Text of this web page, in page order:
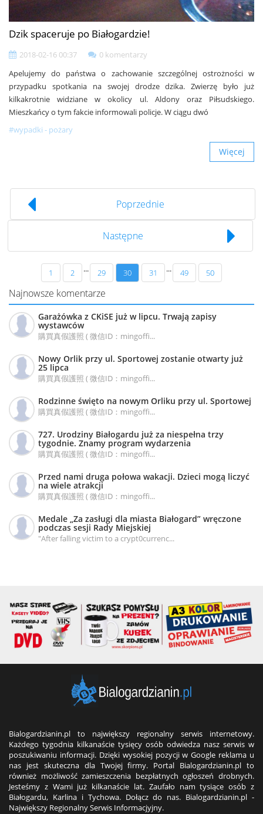
Dzik spaceruje po Białogardzie!
2018-02-16 00:37
0 komentarzy
Apelujemy do państwa o zachowanie szczególnej ostrożności w
przypadku spotkania na swojej drodze dzika. Zwierzę było już
kilkakrotnie widziane w okolicy ul. Aldony oraz Piłsudskiego.
Mieszkańcy o tym fakcie informowali policje. W ciągu dwó
#wypadki - pożary
Więcej
Poprzednie
Następne
1 2 ... 29 30 31 ... 49 50
Najnowsze komentarze
Garażówka z CKiSE już w lipcu. Trwają zapisy
wystawców
購買真假護照 ( 微信ID：mingoffi...
Nowy Orlik przy ul. Sportowej zostanie otwarty już
25 lipca
購買真假護照 ( 微信ID：mingoffi...
Rodzinne święto na nowym Orliku przy ul. Sportowej
購買真假護照 ( 微信ID：mingoffi...
727. Urodziny Białogardu już za niespełna trzy
tygodnie. Znamy program wydarzenia
購買真假護照 ( 微信ID：mingoffi...
Przed nami druga połowa wakacji. Dzieci mogą liczyć
na wiele atrakcji
購買真假護照 ( 微信ID：mingoffi...
Medale „Za zasługi dla miasta Białogard” wręczone
podczas sesji Rady Miejskiej
"After falling victim to a crypt0currenc...
Bialogardzianin.pl to największy regionalny serwis internetowy.
Każdego tygodnia kilkanaście tysięcy osób odwiedza nasz serwis w
poszukiwaniu informacji. Dzięki wysokiej pozycji w Google reklama u
nas jest skuteczna dla Twojej firmy. Portal Bialogardzianin.pl to
również możliwość zamieszczenia bezpłatnych ogłoszeń drobnych.
Jesteśmy z Wami już kilkanaście lat. Zaufało nam tysiące osób z
Białogardu, Karlina i Tychowa. Dołącz do nas. Bialogardzianin.pl -
Największy Regionalny Serwis Informacjyjny.